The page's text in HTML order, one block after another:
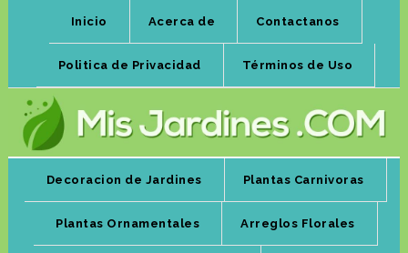
Inicio Acerca de Contactanos
Politica de Privacidad Términos de Uso
Decoracion de Jardines Plantas Carnivoras
Plantas Ornamentales Arreglos Florales